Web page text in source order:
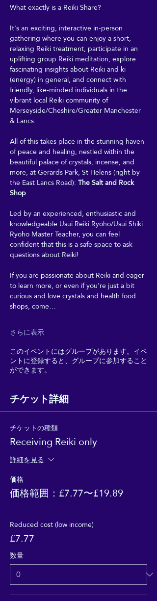
What exactly is a Reiki Share?
It's an exciting, interactive in-person
gathering where you can enjoy a short,
relaxing Reiki treatment, participate in an
uplifting group Reiki meditation, explore
fascinating insights about Reiki and ki
(energy) in general, and connect with
friendly, like-minded individuals in the
vibrant local Reiki community of
Merseyside/Cheshire/Greater Manchester
& Lancs.
All of this takes place in the stunning haven
of peace and healing, nestled within the
beautiful palace of crystals, incense, and
more, at Gerards Park, St Helens (right by
the East Lancs Road): The Salt and Rock
Shop.
Led by an experienced, enthusiastic and
knowledgeable Usui Reiki Ryoho/Usui Shiki
Ryoho Master Teacher, you can feel
confident that this is a safe space to ask
questions about Reiki!
If you are passionate about Reiki and eager
to learn more, or even if you're just a bit
curious and love crystals and health food
shops, come…
さらに表示
このイベントにはグループがあります。イベ
ントに登録すると、グループに参加すること
ができます。
チケット詳細
チケットの種類
Receiving Reiki only
詳細を見る
価格
価格範囲：£7.77〜£19.89
Reduced cost (low income)
£7.77
数量